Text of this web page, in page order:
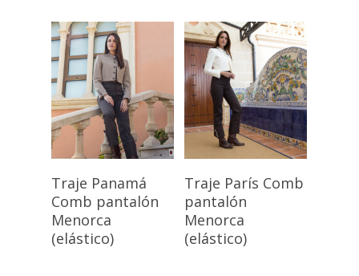
Seleccionar
Opciones
Traje Panamá
Comb pantalón
Menorca
(elástico)
Seleccionar
Opciones
Traje París Comb
pantalón
Menorca
(elástico)